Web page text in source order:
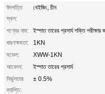
উৎপত্তি
স্থল:
বেইজিং, চীন
পণ্যের নাম:
ইস্পাত তারের প্রসার্য শক্তি পরীক্ষার
ধারণক্ষমতা:
1KN
মডেল:
XWW-1KN
আবেদন:
ইস্পাত তারের প্রসার্য
নির্ভুলতার
ব্যাপ্তি:
± 0.5%